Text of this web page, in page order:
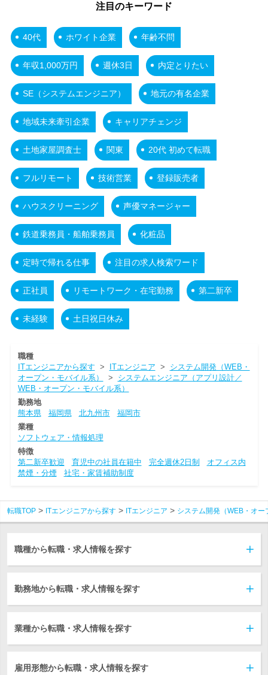
注目のキーワード
40代 ホワイト企業 年齢不問
年収1,000万円 週休3日 内定とりたい
SE（システムエンジニア） 地元の有名企業
地域未来牽引企業 キャリアチェンジ
土地家屋調査士 関東 20代 初めて転職
フルリモート 技術営業 登録販売者
ハウスクリーニング 声優マネージャー
鉄道乗務員・船舶乗務員 化粧品
定時で帰れる仕事 注目の求人検索ワード
正社員 リモートワーク・在宅勤務 第二新卒
未経験 土日祝日休み
職種
ITエンジニアから探す > ITエンジニア > システム開発（WEB・
オープン・モバイル系）
> システムエンジニア（アプリ設計／
WEB・オープン・モバイル系）
勤務地
熊本県
福岡県 北九州市
福岡市
業種
ソフトウェア・情報処理
特徴
第二新卒歓迎
育児中の社員在籍中 完全週休2日制
オフィス内
禁煙・分煙
社宅・家賃補助制度
転職TOP ITエンジニアから探す ITエンジニア システム開発（WEB・オ
職種から転職・求人情報を探す
勤務地から転職・求人情報を探す
業種から転職・求人情報を探す
雇用形態から転職・求人情報を探す